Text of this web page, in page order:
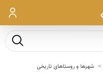
ورود
جست و
شهرها و روستاهای تاریخی